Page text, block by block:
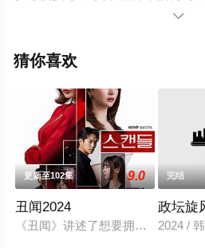
洪瑞俊等演员精彩演绎的韩国电
集就上策驰电影网，更多相关信

猜你喜欢
更新至102集 9.0
丑闻2024
《丑闻》讲述了想要拥有世界的女
完结
政坛旋
2024 /